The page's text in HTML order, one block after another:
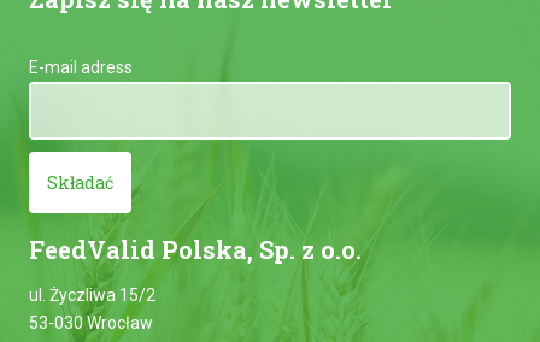
E-mail adress
Składać
FeedValid Polska, Sp. z o.o.
ul. Życzliwa 15/2
53-030 Wrocław